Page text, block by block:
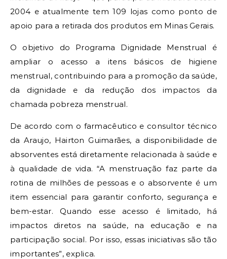
2004 e atualmente tem 109 lojas como ponto de
apoio para a retirada dos produtos em Minas Gerais.
O objetivo do Programa Dignidade Menstrual é
ampliar o acesso a itens básicos de higiene
menstrual, contribuindo para a promoção da saúde,
da dignidade e da redução dos impactos da
chamada pobreza menstrual.
De acordo com o farmacêutico e consultor técnico
da Araujo, Hairton Guimarães, a disponibilidade de
absorventes está diretamente relacionada à saúde e
à qualidade de vida. “A menstruação faz parte da
rotina de milhões de pessoas e o absorvente é um
item essencial para garantir conforto, segurança e
bem-estar. Quando esse acesso é limitado, há
impactos diretos na saúde, na educação e na
participação social. Por isso, essas iniciativas são tão
importantes”, explica.